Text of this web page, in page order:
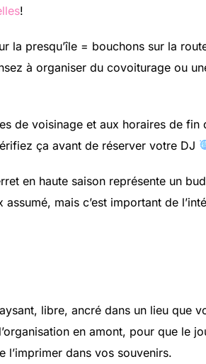
!
la presqu’île = bouchons sur la
à organiser du covoiturage ou
de voisinage et aux horaires de fin
ça avant de réserver votre DJ
en haute saison représente un
mais c’est important de
libre, ancré dans un lieu que
en amont, pour que le
dans vos souvenirs.